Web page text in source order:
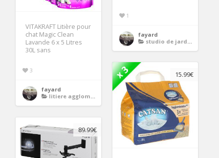
1
fayard
studio de jardin
VITAKRAFT Litière pour
chat Magic Clean
Lavande 6 x 5 Litres
30L sans
3
fayard
litiere agglomerante
15.99€
89.99€